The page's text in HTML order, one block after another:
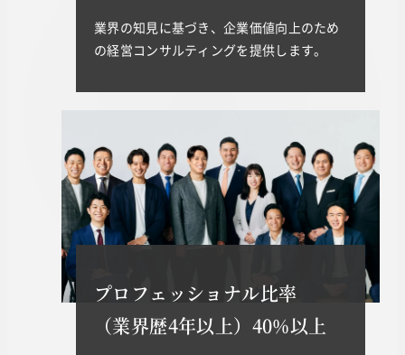
業界の知見に基づき、企業価値向上のため
の経営コンサルティングを提供します。
プロフェッショナル比率
（業界歴4年以上）40%以上